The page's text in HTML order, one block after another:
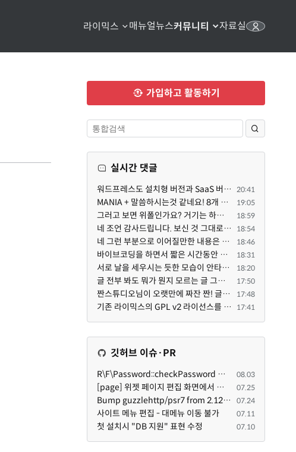
라이믹스 매뉴얼뉴스커뮤니티 자료실
가입하고 활동하기
실시간 댓글
워드프레스도 설치형 버전과 SaaS 버전(워드프레스닷컴)은 다른 점이 많습니다. SaaS로 제공한다면 GPL 라이... 20:41
MANIA + 말씀하시는것 같네요! 8개 정도의 커뮤니티가 저 MANIA+ 기반으로 구축된거로 알고 있습니다. SaaS ... 19:05
그러고 보면 위폴인가요? 거기는 하단바를 보니까 커뮤니티 빌딩 SaaS 솔루션을 사용하고 있는거 같더라고요... 18:59
네 조언 감사드립니다. 보신 것 그대로 틀린 말씀은 아닙니다. 다만, 배포한 것에 대해 흥미가 떨어져서 뒷... 18:54
네 그런 부분으로 이어질만한 내용은 삭제 하였습니다. 불편을 드려 죄송합니다. 저희는 비즈니스 완성할 수... 18:46
바이브코딩을 하면서 짧은 시간동안 많은 자료들을 문어발식 확장하면서 이미 배포한것에대한 흥미가 떨어지... 18:31
서로 날을 세우시는 듯한 모습이 안타깝네요.. 곰님이 지금까지 이끌어주셨던것처럼 안정적인 코어도 필요하... 18:20
글 전부 봐도 뭐가 뭔지 모르는 글 그래서 아래위 단숨에 쭈욱 훝어만 보고 말았지만 참 대단한 정성이예요.... 17:50
짠스튜디오님이 오랫만에 짜잔 짠! 글 올려주셨네요. 전 봐도 잘 모르는 내용이지만 그래도 응원드려요. 17:48
기존 라이믹스의 GPL v2 라이선스를 준수하여, 포크버전도 GPL v2 라이선스로 공개 배포됩니다. 17:41
깃허브 이슈·PR
R\F\Password::checkPassword 함수 해시 알고리즘을 암시적으로 호출하는 경우 Argon2id 해시 비교 실패 08.03
[page] 위젯 페이지 편집 화면에서 위젯이 Context의 module_info를 덮어쓰면 저장이 ERR_ACT_IS_NOT_STANDALONE으로 실패 07.25
Bump guzzlehttp/psr7 from 2.12.1 to 2.12.3 in /common 07.24
사이트 메뉴 편집 - 대메뉴 이동 불가 07.11
첫 설치시 "DB 지원" 표현 수정 07.10